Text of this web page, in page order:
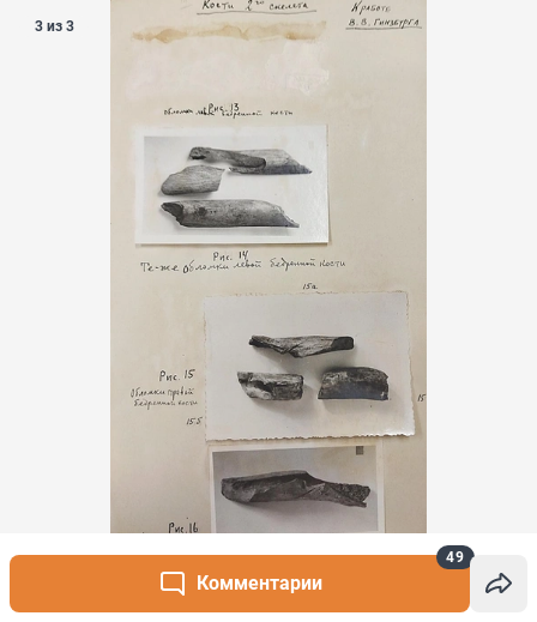
Комментарии
49
3 из 3
Источник: Предоставлено «Фонтанке»
«Там нашли фрагменты двух мужских скелетов.